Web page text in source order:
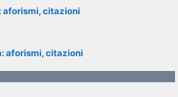
aforismi, citazioni
aforismi, citazioni